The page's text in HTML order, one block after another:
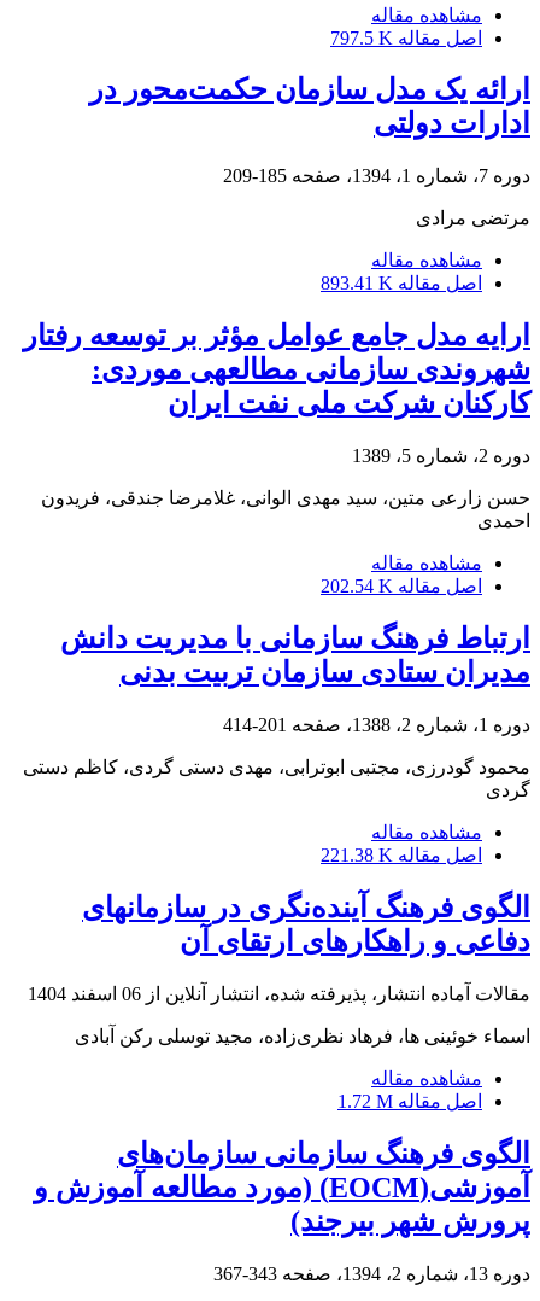
مشاهده مقاله
اصل مقاله 797.5 K
ارائه یک مدل سازمان حکمت‌محور در
ادارات دولتی
دوره 7، شماره 1، 1394، صفحه 185-209
مرتضی مرادی
مشاهده مقاله
اصل مقاله 893.41 K
ارایه مدل جامع عوامل مؤثر بر توسعه رفتار
شهروندی سازمانی مطالعه‎‎ی موردی‎:
کارکنان شرکت ملی نفت ایران
دوره 2، شماره 5، 1389
حسن زارعی متین، سید مهدی الوانی، غلامرضا جندقی، فریدون
احمدی
مشاهده مقاله
اصل مقاله 202.54 K
ارتباط فرهنگ سازمانی با مدیریت دانش
مدیران ستادی سازمان تربیت بدنی
دوره 1، شماره 2، 1388، صفحه 201-414
محمود گودرزی، مجتبی ابوترابی، مهدی دستی گردی، کاظم دستی
گردی
مشاهده مقاله
اصل مقاله 221.38 K
الگوی فرهنگ آینده‌نگری در سازمان‏های
دفاعی و راهکارهای ارتقای آن
مقالات آماده انتشار، پذیرفته شده، انتشار آنلاین از 06 اسفند 1404
اسماء خوئینی ها، فرهاد نظری‌زاده، مجید توسلی رکن آبادی
مشاهده مقاله
اصل مقاله 1.72 M
الگوی فرهنگ سازمانی سازمان‌های
آموزشی(EOCM) (مورد مطالعه آموزش و
پرورش شهر بیرجند)
دوره 13، شماره 2، 1394، صفحه 343-367